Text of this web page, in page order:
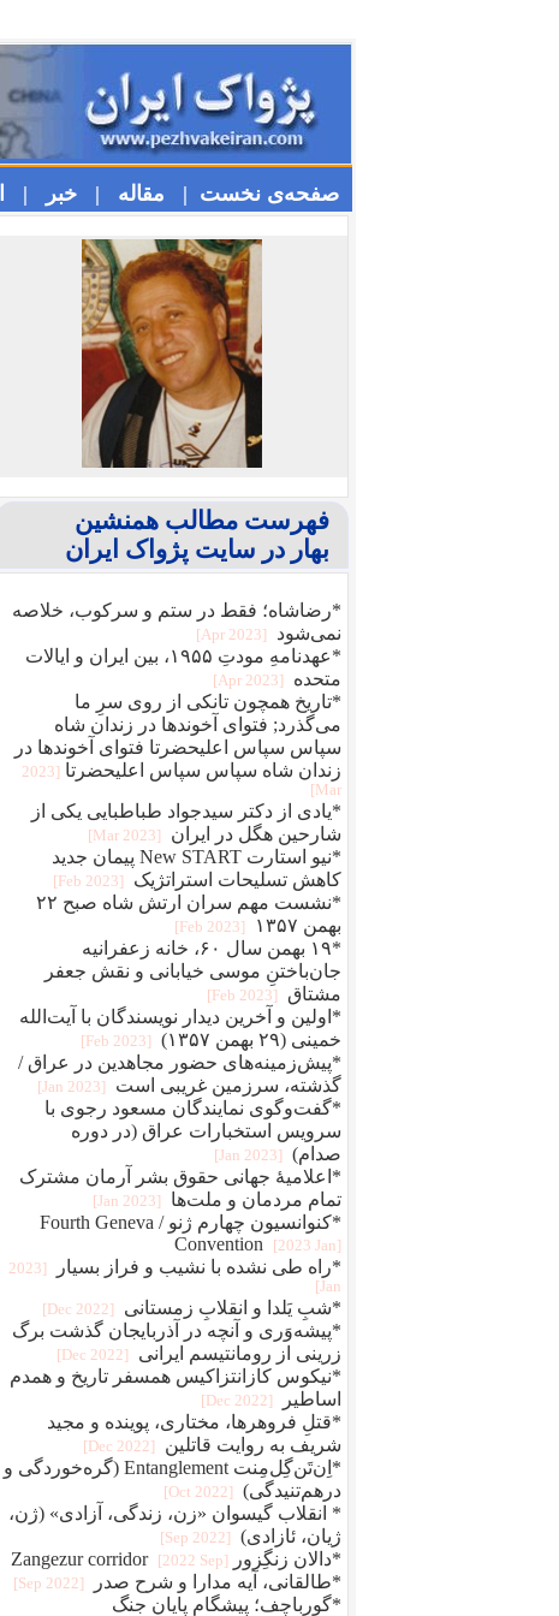
صفحه‌ی نخست | مقاله | خبر |
فهرست مطالب همنشین
بهار در سایت پژواک ایران
*رضاشاه؛ فقط در ستم و سرکوب، خلاصه
نمی‌شود
[2023 Apr]
*عهدنامهِ مودتِ ۱۹۵۵، بین ایران و ایالات
متحده
[2023 Apr]
*تاریخ همچون تانکی از روی سرِ ما
می‌گذرد; فتوای آخوندها در زندان شاه
سپاس سپاس اعلیحضرتا فتوای آخوندها در
زندان شاه سپاس سپاس اعلیحضرتا
[2023
Mar]
*یادی از دکتر سیدجواد طباطبایی یکی از
شارحین هگل در ایران
[2023 Mar]
*نیو استارت New START پیمان جدید
کاهش تسلیحات استراتژیک
[2023 Feb]
*نشست مهم سران ارتش شاه صبح ۲۲
بهمن ۱۳۵۷
[2023 Feb]
*۱۹ بهمن سال ۶۰، خانه زعفرانیه
جان‌باختنِ موسی خیابانی و نقش جعفر
مشتاق
[2023 Feb]
*اولین و آخرین دیدار نویسندگان با آیت‌الله
خمینی (۲۹ بهمن ۱۳۵۷)
[2023 Feb]
*پیش‌زمینه‌های حضور مجاهدین در عراق /
گذشته، سرزمین غریبی است
[2023 Jan]
*گفت‌وگوی نمایندگان مسعود رجوی با
سرویس استخبارات عراق (در دوره
صدام)
[2023 Jan]
*اعلامیهٔ جهانی حقوق بشر آرمان مشترک
تمام مردمان و ملت‌ها
[2023 Jan]
*کنوانسیون چهارم ژنو / Fourth Geneva
Convention
[2023 Jan]
*راه طی نشده با نشیب و فراز بسیار
[2023
Jan]
*شبِ یَلدا و انقلابِ زمستانی [2022 Dec]
*پیشه‌وَری و آنچه در آذربایجان گذشت برگ
زرینی از رومانتیسم ایرانی
[2022 Dec]
*نیکوس کازانتزاکیس همسفر تاریخ و همدم
اساطیر
[2022 Dec]
*قتلِ فروهرها، مختاری، پوینده و مجید
شریف به روایت قاتلین
[2022 Dec]
*اِن‌تَن‌گِل‌مِنت Entanglement (گره‌خوردگی و
درهم‌تنیدگی)
[2022 Oct]
* انقلاب گیسوان «زن، زندگی، آزادی» (ژن،
ژیان، ئازادی)
[2022 Sep]
*دالان زنگِزور Zangezur corridor [2022 Sep]
*طالقانی، آیه مدارا و شرح صدر [2022 Sep]
*گورباچف؛ پیشگام پایان جنگ